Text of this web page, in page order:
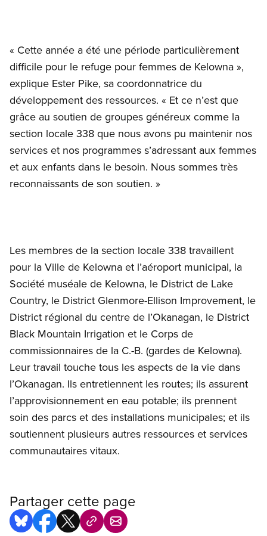
« Cette année a été une période particulièrement
difficile pour le refuge pour femmes de Kelowna »,
explique Ester Pike, sa coordonnatrice du
développement des ressources. « Et ce n’est que
grâce au soutien de groupes généreux comme la
section locale 338 que nous avons pu maintenir nos
services et nos programmes s’adressant aux femmes
et aux enfants dans le besoin. Nous sommes très
reconnaissants de son soutien. »
Les membres de la section locale 338 travaillent
pour la Ville de Kelowna et l’aéroport municipal, la
Société muséale de Kelowna, le District de Lake
Country, le District Glenmore-Ellison Improvement, le
District régional du centre de l’Okanagan, le District
Black Mountain Irrigation et le Corps de
commissionnaires de la C.-B. (gardes de Kelowna).
Leur travail touche tous les aspects de la vie dans
l’Okanagan. Ils entretiennent les routes; ils assurent
l’approvisionnement en eau potable; ils prennent
soin des parcs et des installations municipales; et ils
soutiennent plusieurs autres ressources et services
communautaires vitaux.
Partager cette page